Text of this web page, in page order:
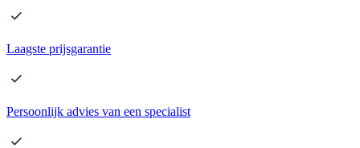
Laagste prijsgarantie
Persoonlijk advies van een specialist